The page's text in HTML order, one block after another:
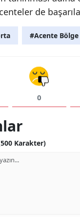
de
#Acente
0
Karakter)